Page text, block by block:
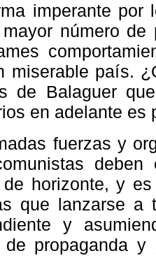
imperante por
número de
miserable país.
de Balaguer
en adelante es
fuerzas y
de horizonte, y
que lanzarse a
y
de propaganda